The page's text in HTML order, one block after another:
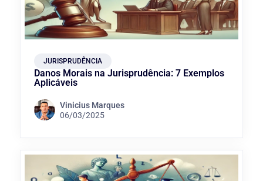
JURISPRUDÊNCIA
Danos Morais na Jurisprudência: 7 Exemplos
Aplicáveis
Vinicius Marques
06/03/2025